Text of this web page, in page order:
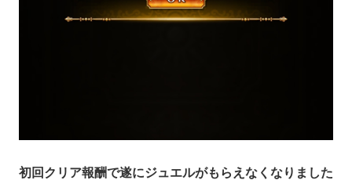
初回クリア報酬で遂にジュエルがもらえなくなりました